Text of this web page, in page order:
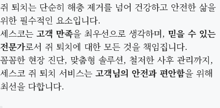
쥐 퇴치는 단순히 해충 제거를 넘어 건강하고 안전한 삶을
위한 필수적인 요소입니다.
세스코는 고객 만족을 최우선으로 생각하며, 믿을 수 있는
전문가로서 쥐 퇴치에 대한 모든 것을 책임집니다.
꼼꼼한 현장 진단, 맞춤형 솔루션, 철저한 사후 관리까지,
세스코 쥐 퇴치 서비스는 고객님의 안전과 편안함을 위해
최선을 다합니다.